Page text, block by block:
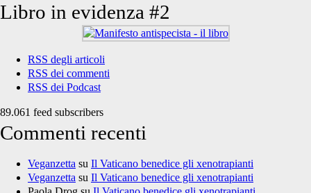
Libro in evidenza #2
RSS degli articoli
RSS dei commenti
RSS dei Podcast
89.061 feed subscribers
Commenti recenti
Veganzetta su Il Vaticano benedice gli xenotrapianti
Veganzetta su Il Vaticano benedice gli xenotrapianti